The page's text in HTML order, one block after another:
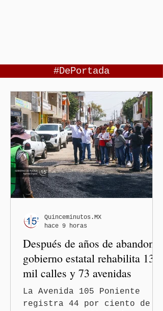
#DePortada
Después de años de abandono,
gobierno estatal rehabilita 13
mil calles y 73 avenidas
La Avenida 105 Poniente
registra 44 por ciento de
Quinceminutos.MX
hace 9 horas